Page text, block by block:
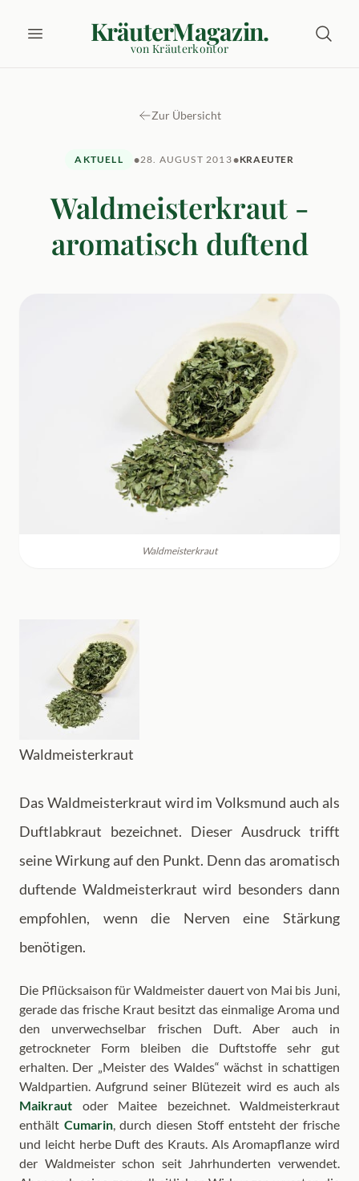
KräuterMagazin.
von Kräuterkontor
Zur Übersicht
AKTUELL •28. AUGUST 2013•KRAEUTER
Waldmeisterkraut -
aromatisch duftend
Waldmeisterkraut
Waldmeisterkraut
Das Waldmeisterkraut wird im Volksmund auch als
Duftlabkraut bezeichnet. Dieser Ausdruck trifft
seine Wirkung auf den Punkt. Denn das aromatisch
duftende Waldmeisterkraut wird besonders dann
empfohlen, wenn die Nerven eine Stärkung
benötigen.
Die Pflücksaison für Waldmeister dauert von Mai bis Juni,
gerade das frische Kraut besitzt das einmalige Aroma und
den unverwechselbar frischen Duft. Aber auch in
getrockneter Form bleiben die Duftstoffe sehr gut
erhalten. Der „Meister des Waldes“ wächst in schattigen
Waldpartien. Aufgrund seiner Blütezeit wird es auch als
Maikraut oder Maitee bezeichnet. Waldmeisterkraut
enthält Cumarin, durch diesen Stoff entsteht der frische
und leicht herbe Duft des Krauts. Als Aromapflanze wird
der Waldmeister schon seit Jahrhunderten verwendet.